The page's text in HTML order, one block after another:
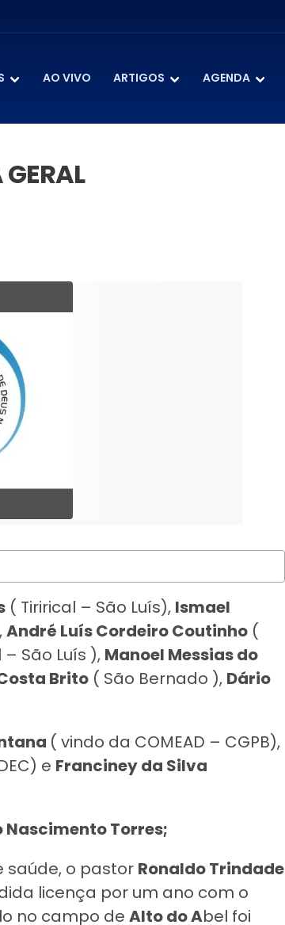
AO VIVO ARTIGOS AGENDA
( Tirirical – São Luís), Ismael
André Luís Cordeiro Coutinho (
– São Luís ), Manoel Messias do
Brito ( São Bernado ), Dário
( vindo da COMEAD – CGPB),
e Franciney da Silva
Nascimento Torres;
saúde, o pastor Ronaldo Trindade
licença por um ano com o
no campo de Alto do Abel foi